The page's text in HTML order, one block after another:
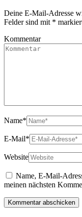
Deine E-Mail-Adresse
Felder sind mit *
Kommentar
Name*
E-Mail*
Website
Name, E-Mail-
meinen nächsten